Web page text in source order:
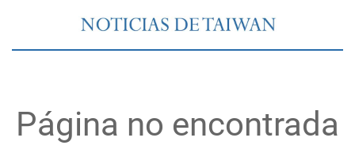
Página no encontrada